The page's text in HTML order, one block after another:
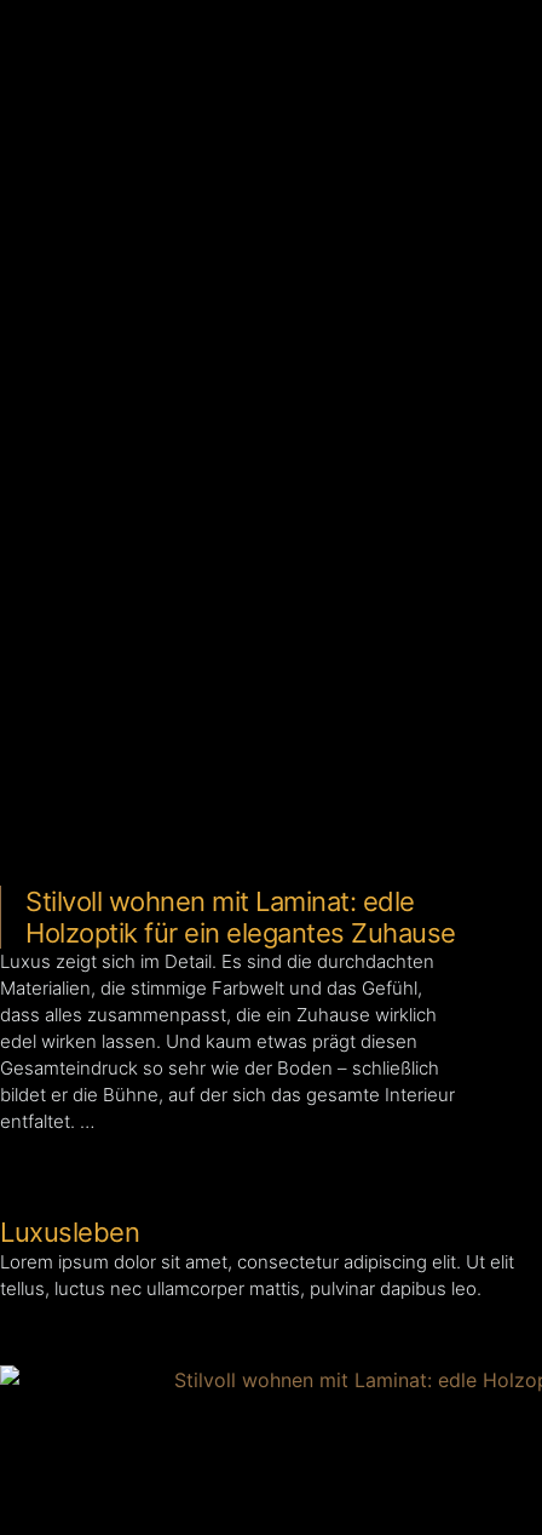
Stilvoll wohnen mit Laminat: edle
Holzoptik für ein elegantes Zuhause
Luxus zeigt sich im Detail. Es sind die durchdachten
Materialien, die stimmige Farbwelt und das Gefühl,
dass alles zusammenpasst, die ein Zuhause wirklich
edel wirken lassen. Und kaum etwas prägt diesen
Gesamteindruck so sehr wie der Boden – schließlich
bildet er die Bühne, auf der sich das gesamte Interieur
entfaltet. …
Luxusleben
Lorem ipsum dolor sit amet, consectetur adipiscing elit. Ut elit
tellus, luctus nec ullamcorper mattis, pulvinar dapibus leo.